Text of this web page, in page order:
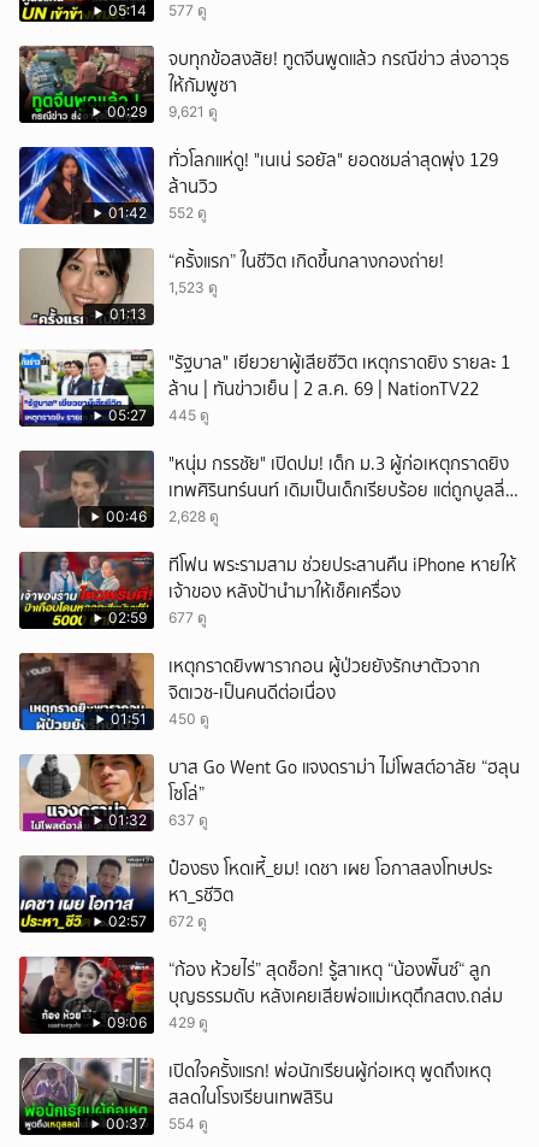
05:14 577 ดู
00:29
จบทุกข้อสงสัย! ทูตจีนพูดแล้ว กรณีข่าว ส่งอาวุธ
ให้กัมพูชา
9,621 ดู
01:42
ทั่วโลกแห่ดู! "เนเน่ รอยัล" ยอดชมล่าสุดพุ่ง 129
ล้านวิว
552 ดู
01:13
“ครั้งแรก” ในชีวิต เกิดขึ้นกลางกองถ่าย!
1,523 ดู
05:27
"รัฐบาล" เยียวยาผู้เสียชีวิต เหตุกราดยิง รายละ 1
ล้าน | ทันข่าวเย็น | 2 ส.ค. 69 | NationTV22
445 ดู
00:46
"หนุ่ม กรรชัย" เปิดปม! เด็ก ม.3 ผู้ก่อเหตุกราดยิง
เทพศิรินทร์นนท์ เดิมเป็นเด็กเรียบร้อย แต่ถูกบูลลี่
หนัก คาดแรงกดดันสะสมกลายเป็นแรงแค้น จนก่อ
2,628 ดู
02:59
ทีโฟน พระรามสาม ช่วยประสานคืน iPhone หายให้
เจ้าของ หลังป้านำมาให้เช็คเครื่อง
677 ดู
01:51
เหตุกราดยิvพารากอน ผู้ป่วยยังรักษาตัวจาก
จิตเวช-เป็นคนดีต่อเนื่อง
450 ดู
01:32
บาส Go Went Go แจงดราม่า ไม่โพสต์อาลัย “ฮลุน
โซโล่”
637 ดู
02:57
ป๋องธง โหดเหี้_ยม! เดชา เผย โอกาสลงโทษประ
หา_รชีวิต
672 ดู
09:06
“ก้อง ห้วยไร่” สุดช็อก! รู้สาเหตุ “น้องพั๊นซ์“ ลูก
บุญธรรมดับ หลังเคยเสียพ่อแม่เหตุตึกสตง.ถล่ม
429 ดู
00:37
เปิดใจครั้งแรก! พ่อนักเรียนผู้ก่อเหตุ พูดถึงเหตุ
สลดในโรงเรียนเทพสิริน
554 ดู